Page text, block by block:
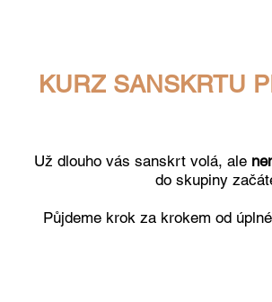
Už dlouho vás sanskrt volá, ale
do skupiny
Půjdeme krok za krokem od
KURZ SANSKRTU